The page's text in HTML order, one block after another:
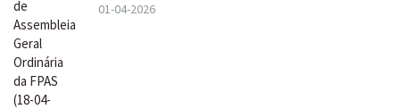
01-04-2026